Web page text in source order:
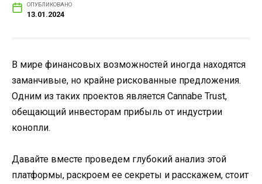
ОПУБЛИКОВАНО
13.01.2024
В мире финансовых возможностей иногда находятся
заманчивые, но крайне рискованные предложения.
Одним из таких проектов является Cannabe Trust,
обещающий инвесторам прибыль от индустрии
конопли.
Давайте вместе проведем глубокий анализ этой
платформы, раскроем ее секреты и расскажем, стоит